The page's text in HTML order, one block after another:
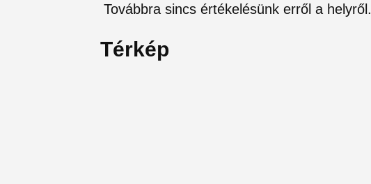
Továbbra sincs értékelésünk erről a helyről.
Térkép